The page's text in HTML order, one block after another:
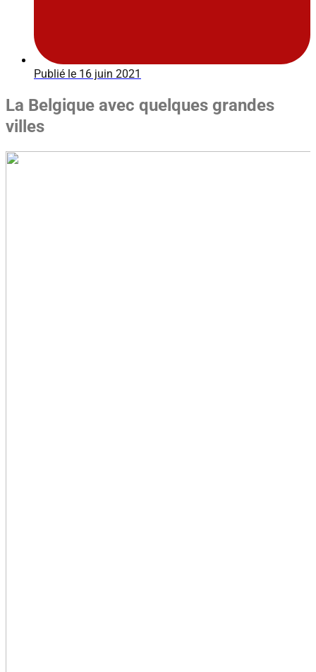
Publié le 16 juin 2021
La Belgique avec quelques grandes
villes